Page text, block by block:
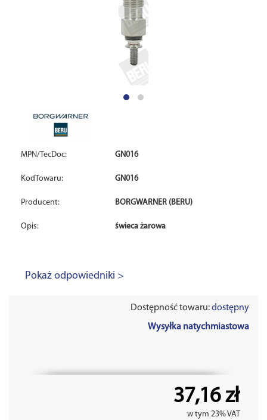
MPN/TecDoc: GN016
KodTowaru: GN016
Producent: BORGWARNER (BERU)
Opis: świeca żarowa
Pokaż odpowiedniki >
Dostępność towaru:dostępny
Wysyłka natychmiastowa
37,16 zł
w tym 23% VAT